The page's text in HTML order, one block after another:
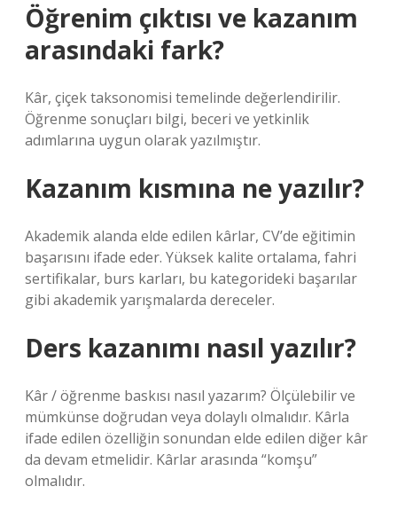
Öğrenim çıktısı ve kazanım
arasındaki fark?
Kâr, çiçek taksonomisi temelinde değerlendirilir.
Öğrenme sonuçları bilgi, beceri ve yetkinlik
adımlarına uygun olarak yazılmıştır.
Kazanım kısmına ne yazılır?
Akademik alanda elde edilen kârlar, CV’de eğitimin
başarısını ifade eder. Yüksek kalite ortalama, fahri
sertifikalar, burs karları, bu kategorideki başarılar
gibi akademik yarışmalarda dereceler.
Ders kazanımı nasıl yazılır?
Kâr / öğrenme baskısı nasıl yazarım? Ölçülebilir ve
mümkünse doğrudan veya dolaylı olmalıdır. Kârla
ifade edilen özelliğin sonundan elde edilen diğer kâr
da devam etmelidir. Kârlar arasında “komşu”
olmalıdır.